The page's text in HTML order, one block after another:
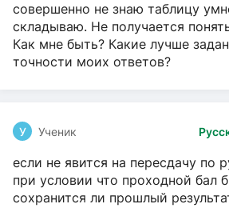
совершенно не знаю таблицу
складываю. Не получается
Как мне быть? Какие лучше
точности моих ответов?
У Ученик
если не явится на пересдачу по
при условии что проходной бал
сохранится ли прошлый